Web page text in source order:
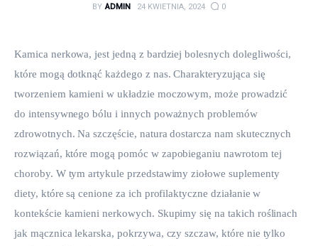
Lifestyle
Kontakt
BY ADMIN 24 KWIETNIA, 2024 0
Kamica nerkowa, jest jedną z bardziej bolesnych dolegliwości,
które mogą dotknąć każdego z nas. Charakteryzująca się
tworzeniem kamieni w układzie moczowym, może prowadzić
do intensywnego bólu i innych poważnych problemów
zdrowotnych. Na szczęście, natura dostarcza nam skutecznych
rozwiązań, które mogą pomóc w zapobieganiu nawrotom tej
choroby. W tym artykule przedstawimy ziołowe suplementy
diety, które są cenione za ich profilaktyczne działanie w
kontekście kamieni nerkowych. Skupimy się na takich roślinach
jak mącznica lekarska, pokrzywa, czy szczaw, które nie tylko